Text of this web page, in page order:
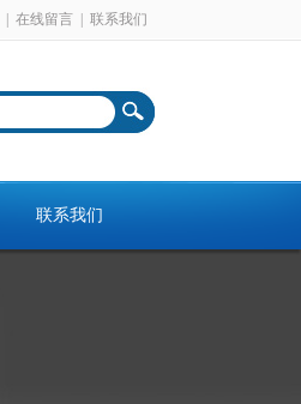
在线留言 联系我们
联系我们